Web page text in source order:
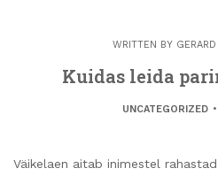
WRITTEN BY GERARD
Kuidas leida
UNCATEGORIZED
Väikelaen aitab inimestel